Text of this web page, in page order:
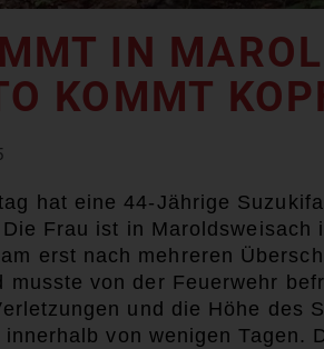
IN
KOMMT
hat eine 44-Jährige
Frau ist in
erst nach mehreren
musste von der Feuerwehr
und die Höhe des
von wenigen Tagen.